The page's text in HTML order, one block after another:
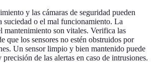
y las cámaras de seguridad pueden
suciedad o el mal funcionamiento. La
mantenimiento son vitales. Verifica las
que los sensores no estén obstruidos por
Un sensor limpio y bien mantenido puede
de las alertas en caso de intrusiones.